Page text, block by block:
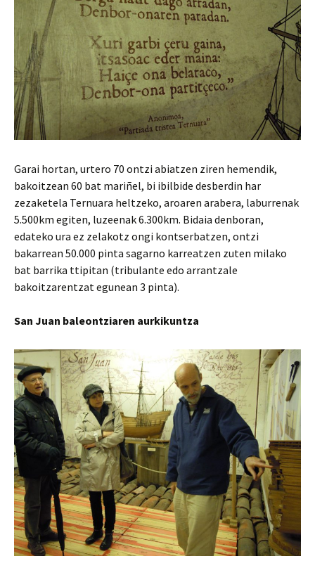
Garai hortan, urtero 70 ontzi abiatzen ziren hemendik,
bakoitzean 60 bat mariñel, bi ibilbide desberdin har
zezaketela Ternuara heltzeko, aroaren arabera, laburrenak
5.500km egiten, luzeenak 6.300km. Bidaia denboran,
edateko ura ez zelakotz ongi kontserbatzen, ontzi
bakarrean 50.000 pinta sagarno karreatzen zuten milako
bat barrika ttipitan (tribulante edo arrantzale
bakoitzarentzat egunean 3 pinta).
San Juan baleontziaren aurkikuntza